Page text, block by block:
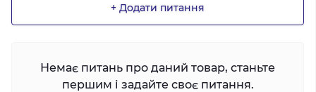
+ Додати питання
Немає питань про даний товар, станьте
першим і задайте своє питання.